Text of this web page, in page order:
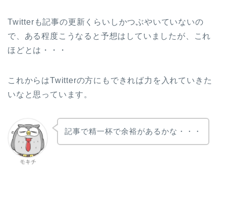
Twitterも記事の更新くらいしかつぶやいていないの
で、ある程度こうなると予想はしていましたが、これ
ほどとは・・・
これからはTwitterの方にもできれば力を入れていきた
いなと思っています。
モキチ
記事で精一杯で余裕があるかな・・・